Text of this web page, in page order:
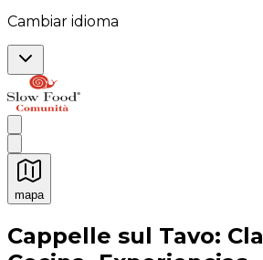
Cambiar idioma
mapa
Experiencias culinarias
Cappelle sul Tavo: